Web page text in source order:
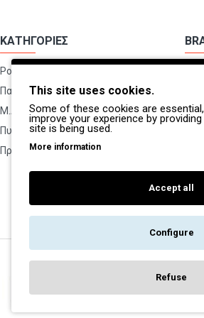
ΚΑΤΗΓΟΡΙΕΣ
Ρούχα Εργασίας
Παπούτσια Εργασίας
Μ.Α.Π.
Πυροσβέστες - Διασώστες
Πρώτες Βοήθειες
This site uses cookies.
Some of these cookies are
improve your experience by
site is being used.
More information
Accept all
Configure
Refuse